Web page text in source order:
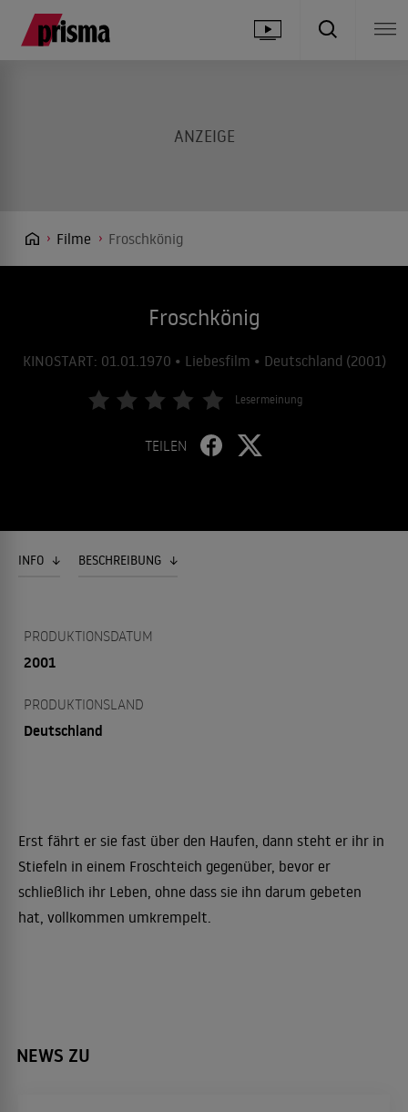
Filme Froschkönig
Froschkönig
KINOSTART: 01.01.1970 • Liebesfilm • Deutschland (2001)
Lesermeinung
TEILEN
INFO BESCHREIBUNG
PRODUKTIONSDATUM
2001
PRODUKTIONSLAND
Deutschland
Erst fährt er sie fast über den Haufen, dann steht er ihr in
Stiefeln in einem Froschteich gegenüber, bevor er
schließlich ihr Leben, ohne dass sie ihn darum gebeten
hat, vollkommen umkrempelt.
NEWS ZU